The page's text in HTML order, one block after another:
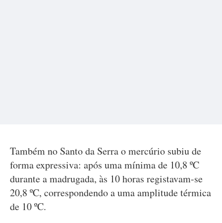
Também no Santo da Serra o mercúrio subiu de
forma expressiva: após uma mínima de 10,8 ºC
durante a madrugada, às 10 horas registavam-se
20,8 ºC, correspondendo a uma amplitude térmica
de 10 ºC.